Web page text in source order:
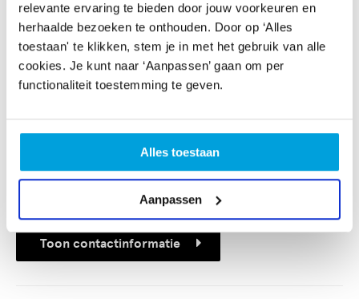
relevante ervaring te bieden door jouw voorkeuren en
herhaalde bezoeken te onthouden. Door op ‘Alles
toestaan' te klikken, stem je in met het gebruik van alle
cookies. Je kunt naar ‘Aanpassen’ gaan om per
functionaliteit toestemming te geven.
Alles toestaan
Aanpassen
Aanbieder
YMCA muziekcentrum | Podium aan Zee
Keizerstraat 58
2584 BK Den Haag
Toon contactinformatie